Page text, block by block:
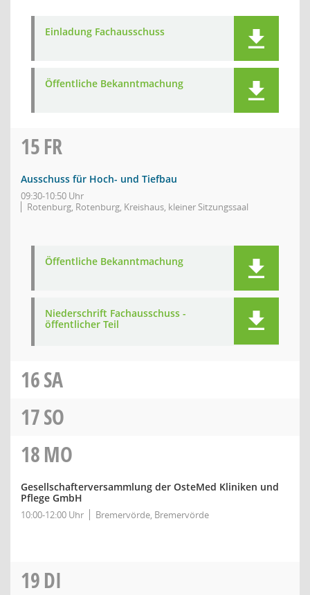
Einladung Fachausschuss
Öffentliche Bekanntmachung
15FR
Ausschuss für Hoch- und Tiefbau
09:30-10:50 Uhr
Rotenburg, Rotenburg, Kreishaus, kleiner Sitzungssaal
Öffentliche Bekanntmachung
Niederschrift Fachausschuss -
öffentlicher Teil
16SA
17SO
18MO
Gesellschafterversammlung der OsteMed Kliniken und
Pflege GmbH
10:00-12:00 Uhr Bremervörde, Bremervörde
19DI